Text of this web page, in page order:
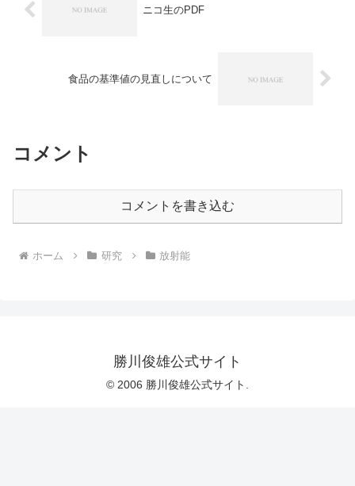
ニコ生のPDF
食品の基準値の見直しについて
コメント
コメントを書き込む
ホーム 研究 放射能
勝川俊雄公式サイト
© 2006 勝川俊雄公式サイト.